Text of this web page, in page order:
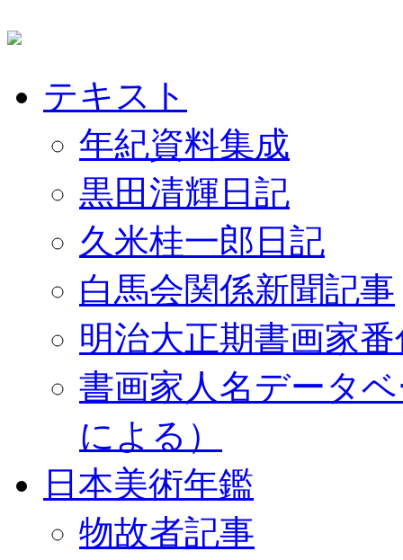
テキスト
年紀資料集成
黒田清輝日記
久米桂一郎日記
白馬会関係新聞記事
明治大正期書画家
書画家人名データ
による）
日本美術年鑑
物故者記事